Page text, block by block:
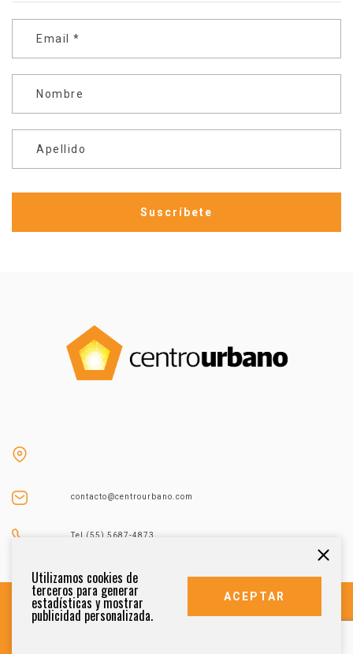
Email *
Nombre
Apellido
contacto@centrourbano.com
Tel (55) 5687-4873
Utilizamos cookies de
terceros para generar
estadísticas y mostrar
publicidad personalizada.
ACEPTAR